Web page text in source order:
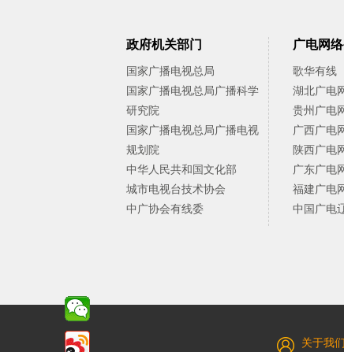
政府机关部门
国家广播电视总局
国家广播电视总局广播科学
研究院
国家广播电视总局广播电视
规划院
中华人民共和国文化部
城市电视台技术协会
中广协会有线委
广电网
歌华有线
湖北广电
贵州广电
广西广电
陕西广电
广东广电
福建广电
中国广电
关于我们